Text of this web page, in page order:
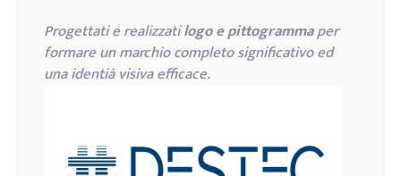
Progettati e realizzatilogo e pittogrammaper
formare un marchio completo significativo ed
una identià visiva efficace.